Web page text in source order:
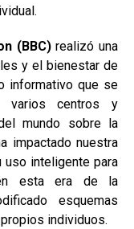
(BBC)realizó una
y el bienestar de
informativo que se
varios centros y
mundo sobre la
impactado nuestra
uso inteligente para
esta era de la
esquemas
individuos.